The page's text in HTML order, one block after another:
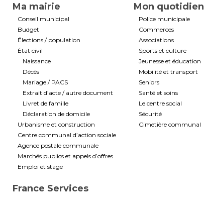
Ma mairie
Conseil municipal
Budget
Élections / population
État civil
Naissance
Décès
Mariage / PACS
Extrait d’acte / autre document
Livret de famille
Déclaration de domicile
Urbanisme et construction
Centre communal d’action sociale
Agence postale communale
Marchés publics et appels d’offres
Emploi et stage
Mon quotidien
Police municipale
Commerces
Associations
Sports et culture
Jeunesse et éducation
Mobilité et transport
Seniors
Santé et soins
Le centre social
Sécurité
Cimetière communal
France Services